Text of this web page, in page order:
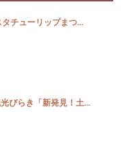
チューリップまつ...
びらき「新発見！土...